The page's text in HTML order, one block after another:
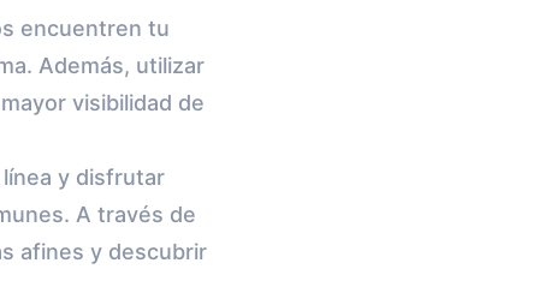
encuentren tu
Además, utilizar
visibilidad de
y disfrutar
A través de
afines y descubrir